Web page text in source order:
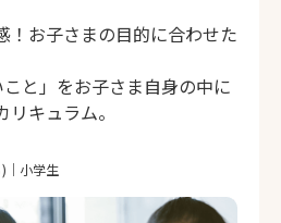
！お子さまの目的に合わせた
こと」をお子さま自身の中に
キュラム。
｜小学生